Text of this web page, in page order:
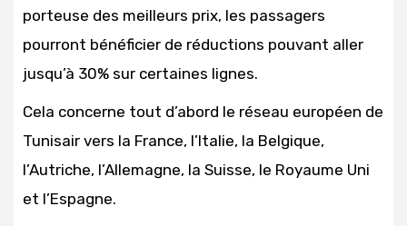
porteuse des meilleurs prix, les passagers
pourront bénéficier de réductions pouvant aller
jusqu’à 30% sur certaines lignes.
Cela concerne tout d’abord le réseau européen de
Tunisair vers la France, l’Italie, la Belgique,
l’Autriche, l’Allemagne, la Suisse, le Royaume Uni
et l’Espagne.